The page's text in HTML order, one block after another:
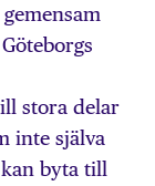
stora delar
inte själva
byta till